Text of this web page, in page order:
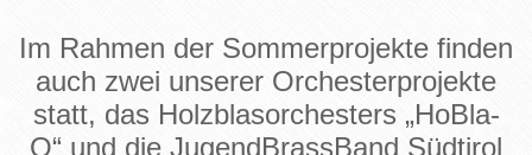
Im Rahmen der Sommerprojekte finden
auch zwei unserer Orchesterprojekte
statt, das Holzblasorchesters „HoBla-
O“ und die JugendBrassBand Südtirol